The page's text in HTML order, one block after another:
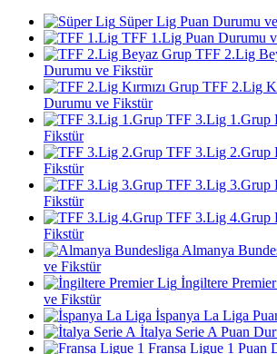
Süper Lig Puan Durumu
TFF 1.Lig Puan Durumu
TFF 2.Lig
Durumu ve Fikstür
TFF 2.Lig
Durumu ve Fikstür
TFF 3.Lig 1.Grup
Fikstür
TFF 3.Lig 2.Grup
Fikstür
TFF 3.Lig 3.Grup
Fikstür
TFF 3.Lig 4.Grup
Fikstür
Almanya
ve Fikstür
İngiltere
ve Fikstür
İspanya La Liga
İtalya Serie A Puan
Fransa Ligue 1 Puan